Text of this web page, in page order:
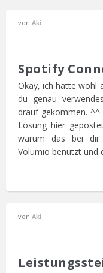
von Aki
Spotify
Okay, ich hätte wohl
du genau
drauf gekommen. ^^
Lösung hier
warum das bei dir
Volumio benutzt und
von Aki